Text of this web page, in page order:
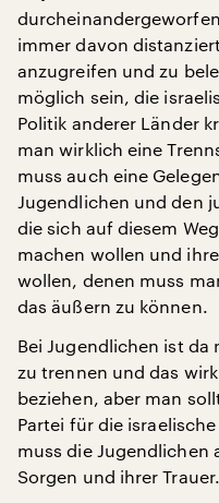
immer davon
anzugreifen und zu
möglich sein, die
Politik anderer Länder
man wirklich eine
muss auch eine
Jugendlichen und den
die sich auf diesem
machen wollen und
wollen, denen muss
das äußern zu können.
Bei Jugendlichen ist da
zu trennen und das
beziehen, aber man
Partei für die
muss die Jugendlichen
Sorgen und ihrer Trauer.